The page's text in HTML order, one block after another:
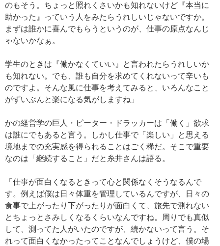
のもそう。ちょっと照れくさいかも知れないけど『本当に
助かった』っていう人をみたらうれしいじゃないですか。
まずは誰かに喜んでもらうというのが、仕事の原点なんじ
ゃないかなぁ。
学生のときは『働かなくていい』と言われたらうれしいか
も知れない。でも、誰も自分を求めてくれないって辛いも
のですよ。そんな風に仕事を考えてみると、いろんなこと
がずいぶんと楽になる気がしますね」
かの経営学の巨人・ピーター・ドラッカーは「働く」欲求
は誰にでもあると言う。しかし仕事で「楽しい」と思える
境地までの充実感を得られることはごく稀だ。そこで重要
なのは「継続すること」だと糸井さんは語る。
「仕事が面白くなるときって心と関係なくそうなるんで
す。例えば僕は日々体重を管理しているんですが、日々の
食事で上がったり下がったりが面白くて、旅先で測れない
とちょっとさみしくなるくらいなんですね。周りでも真似
して、測ってた人がいたのですが、続かないって言う。そ
れって面白くなかったってことなんでしょうけど、僕の場